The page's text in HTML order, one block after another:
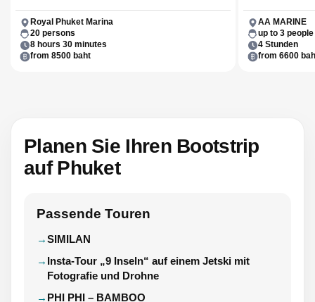
Royal Phuket Marina
20 persons
8 hours 30 minutes
from 8500 baht
AA MARINE
up to 3 people
4 Stunden
from 6600
Planen Sie Ihren Bootstrip
auf Phuket
Passende Touren
SIMILAN
Insta-Tour „9 Inseln“ auf einem Jetski mit
Fotografie und Drohne
PHI PHI – BAMBOO